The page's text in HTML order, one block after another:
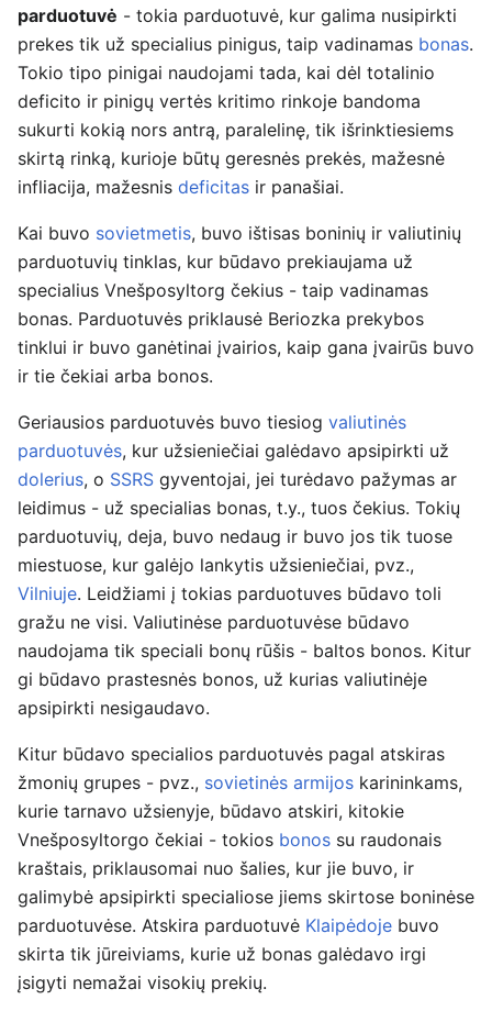
parduotuvė - tokia parduotuvė, kur galima nusipirkti
prekes tik už specialius pinigus, taip vadinamas bonas.
Tokio tipo pinigai naudojami tada, kai dėl totalinio
deficito ir pinigų vertės kritimo rinkoje bandoma
sukurti kokią nors antrą, paralelinę, tik išrinktiesiems
skirtą rinką, kurioje būtų geresnės prekės, mažesnė
infliacija, mažesnis deficitas ir panašiai.
Kai buvo sovietmetis, buvo ištisas boninių ir valiutinių
parduotuvių tinklas, kur būdavo prekiaujama už
specialius Vnešposyltorg čekius - taip vadinamas
bonas. Parduotuvės priklausė Beriozka prekybos
tinklui ir buvo ganėtinai įvairios, kaip gana įvairūs buvo
ir tie čekiai arba bonos.
Geriausios parduotuvės buvo tiesiog valiutinės
parduotuvės, kur užsieniečiai galėdavo apsipirkti už
dolerius, o SSRS gyventojai, jei turėdavo pažymas ar
leidimus - už specialias bonas, t.y., tuos čekius. Tokių
parduotuvių, deja, buvo nedaug ir buvo jos tik tuose
miestuose, kur galėjo lankytis užsieniečiai, pvz.,
Vilniuje. Leidžiami į tokias parduotuves būdavo toli
gražu ne visi. Valiutinėse parduotuvėse būdavo
naudojama tik speciali bonų rūšis - baltos bonos. Kitur
gi būdavo prastesnės bonos, už kurias valiutinėje
apsipirkti nesigaudavo.
Kitur būdavo specialios parduotuvės pagal atskiras
žmonių grupes - pvz., sovietinės armijos karininkams,
kurie tarnavo užsienyje, būdavo atskiri, kitokie
Vnešposyltorgo čekiai - tokios bonos su raudonais
kraštais, priklausomai nuo šalies, kur jie buvo, ir
galimybė apsipirkti specialiose jiems skirtose boninėse
parduotuvėse. Atskira parduotuvė Klaipėdoje buvo
skirta tik jūreiviams, kurie už bonas galėdavo irgi
įsigyti nemažai visokių prekių.